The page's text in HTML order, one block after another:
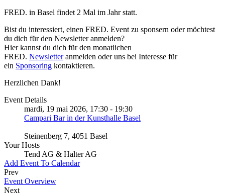
FRED. in Basel findet 2 Mal im Jahr statt.
Bist du interessiert, einen FRED. Event zu sponsern oder möchtest
du dich für den Newsletter anmelden?
Hier kannst du dich für den monatlichen
FRED. Newsletteranmelden oder uns bei Interesse für
ein Sponsoring kontaktieren.
Herzlichen Dank!
Event Details
mardi, 19 mai 2026, 17:30 - 19:30
Campari Bar in der Kunsthalle Basel
Steinenberg 7, 4051 Basel
Your Hosts
Tend AG & Halter AG
Add Event To Calendar
Prev
Event Overview
Next